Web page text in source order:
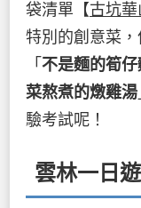
袋清單【古坑
特別的創意菜，
「 不是麵的筍仔
菜熬煮的燉雞湯
驗考試呢！
雲林一日